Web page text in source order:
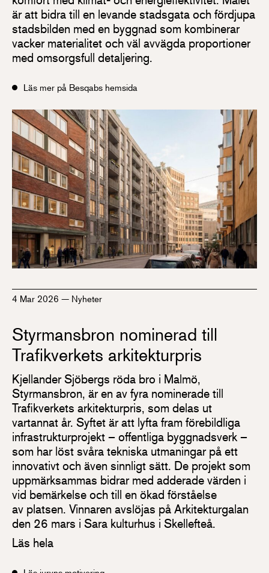
är att bidra till en levande stadsgata och fördjupa
stadsbilden med en byggnad som kombinerar
vacker materialitet och väl avvägda proportioner
med omsorgsfull detaljering.
Läs mer på Besqabs hemsida
4 Mar 2026 — Nyheter
Styrmansbron nominerad till
Trafikverkets arkitekturpris
Kjellander Sjöbergs röda bro i Malmö,
Styrmansbron, är en av fyra nominerade till
Trafikverkets arkitekturpris, som delas ut
vartannat år. Syftet är att lyfta fram förebildliga
infrastrukturprojekt – offentliga byggnadsverk –
som har löst svåra tekniska utmaningar på ett
innovativt och även sinnligt sätt. De projekt som
uppmärksammas bidrar med adderade värden i
vid bemärkelse och till en ökad förståelse
av platsen. Vinnaren avslöjas på Arkitekturgalan
den 26 mars i Sara kulturhus i Skellefteå.
Läs hela